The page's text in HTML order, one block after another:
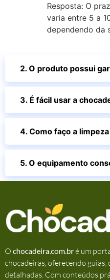
Resposta: O
varia entre 5 a
dependendo da
2. O produto possui
3. É fácil usar a
4. Como faço a
5. O equipamento
O chocadeira.com.bré um
chocadeiras, oferecendo guias,
detalhadas. Com conteúdos